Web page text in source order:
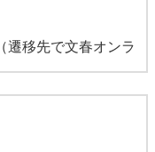
（遷移先で文春オンラ